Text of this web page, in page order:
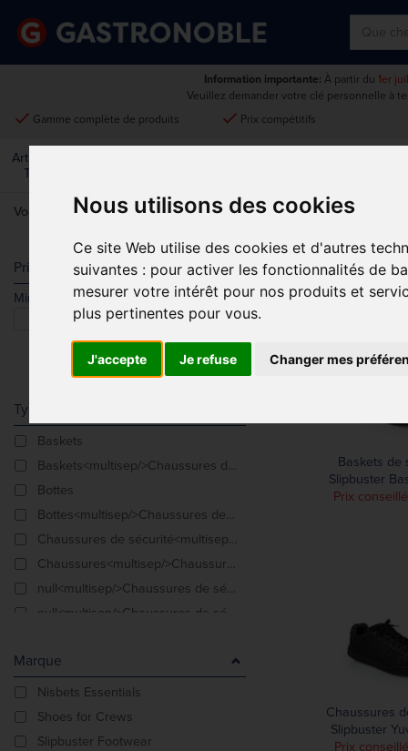
Nous utilisons des cookies
Ce site Web utilise des cookies et d'autres
suivantes : pour activer les fonctionnalités de
mesurer votre intérêt pour nos produits et
plus pertinentes pour vous.
J'accepte Je refuse Changer mes
Information importante: À partir du 1er
Veuillez demander votre clé personnelle à
done Gamme complète de produits done Prix compétitifs
Art De La
Table
Vous êtes ici:Accueil > Vêtements et chaussures >Chaussures
Prix
Min. Max.
Type De Produit
Baskets
Baskets<multisep/>Chaussures de sécurité
Bottes
Bottes<multisep/>Chaussures de sécurité
Chaussures de sécurité<multisep/>Chaussures de séc
Chaussures<multisep/>Chaussures de sécurité
null<multisep/>Chaussures de sécurité
null<multisep/>Chaussures de sécurité
Marque
Nisbets Essentials
Shoes for Crews
Slipbuster Footwear
Baskets de
Slipbuster
Prix
Chaussures
Slipbuster
Prix